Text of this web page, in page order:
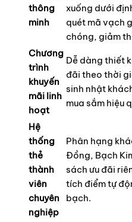
thông
minh
xuống dưới
quét mã vạch
chóng, giảm
Chương
trình
khuyến
mãi linh
hoạt
Dễ dàng thiết
đãi theo thời
sinh nhật
mua sắm hiệu
Hệ
thống
thẻ
thành
viên
chuyên
nghiệp
Phân hạng
Đồng, Bạch
sách ưu đãi
tích điểm tự
bạch.